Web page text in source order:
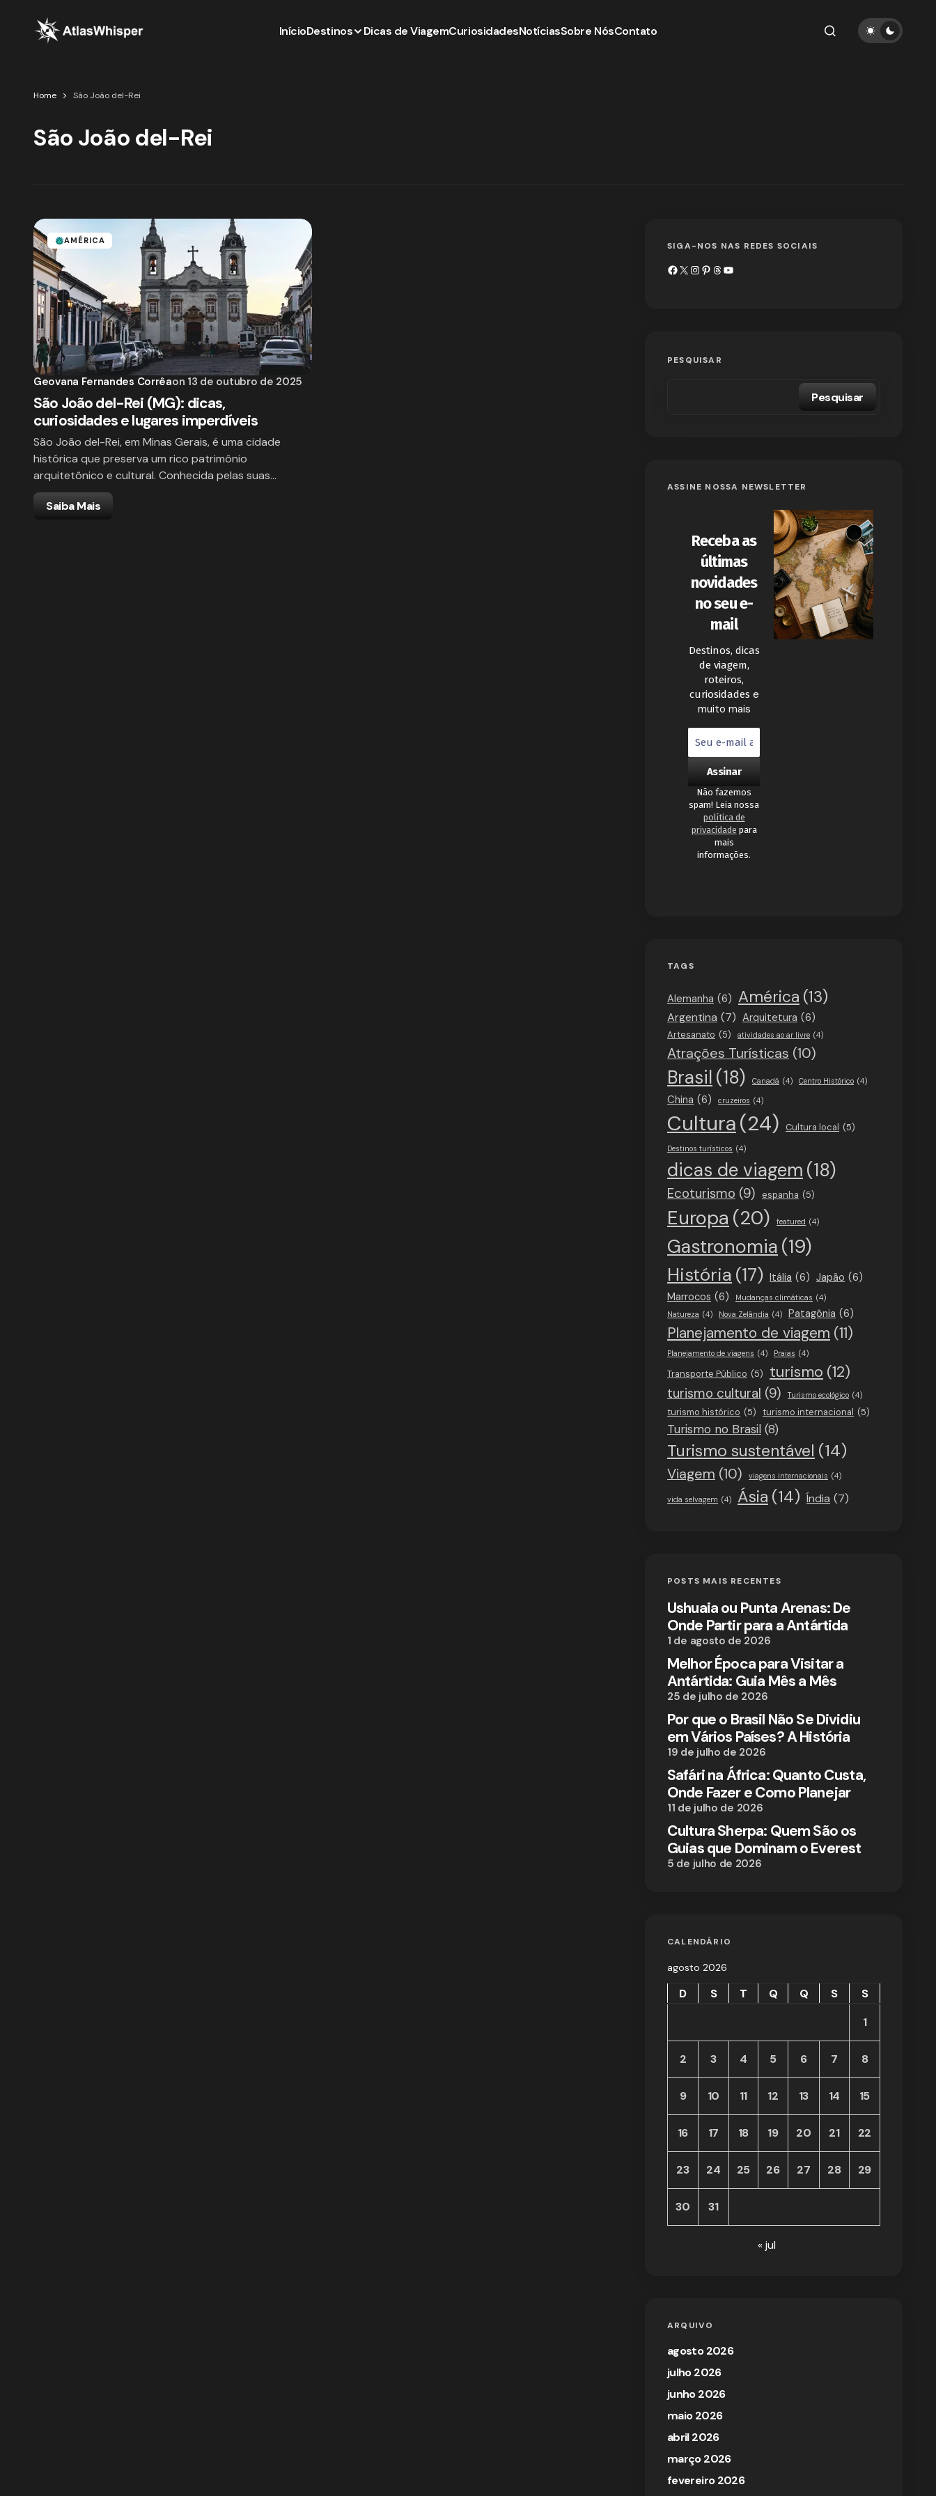
InícioDestinos Dicas de ViagemCuriosidadesNotíciasSobre NósContato
Home São João del-Rei
São João del-Rei
AMÉRICA
Geovana Fernandes Corrêaon 13 de outubro de 2025
São João del-Rei (MG): dicas,
curiosidades e lugares imperdíveis
São João del-Rei, em Minas Gerais, é uma cidade
histórica que preserva um rico patrimônio
arquitetônico e cultural. Conhecida pelas suas…
Saiba Mais
SIGA-NOS NAS REDES SOCIAIS
PESQUISAR
Pesquisar
ASSINE NOSSA NEWSLETTER
Receba as
últimas
novidades
no seu e-
mail
Destinos, dicas
de viagem,
roteiros,
curiosidades e
muito mais
Não fazemos
spam! Leia nossa
política de
privacidade para
mais
informações.
TAGS
Alemanha (6) América (13)
Argentina (7) Arquitetura (6)
Artesanato (5) atividades ao ar livre (4)
Atrações Turísticas (10)
Brasil (18) Canadá (4) Centro Histórico (4)
China (6) cruzeiros (4)
Cultura(24) Cultura local (5)
Destinos turísticos (4)
dicas de viagem (18)
Ecoturismo (9) espanha (5)
Europa (20) featured (4)
Gastronomia (19)
História (17) Itália (6) Japão (6)
Marrocos (6) Mudanças climáticas (4)
Natureza (4) Nova Zelândia (4) Patagônia (6)
Planejamento de viagem (11)
Planejamento de viagens (4) Praias (4)
Transporte Público (5) turismo (12)
turismo cultural (9) Turismo ecológico (4)
turismo histórico (5) turismo internacional (5)
Turismo no Brasil (8)
Turismo sustentável (14)
Viagem (10) viagens internacionais (4)
vida selvagem (4) Ásia (14) Índia (7)
POSTS MAIS RECENTES
Ushuaia ou Punta Arenas: De
Onde Partir para a Antártida
1 de agosto de 2026
Melhor Época para Visitar a
Antártida: Guia Mês a Mês
25 de julho de 2026
Por que o Brasil Não Se Dividiu
em Vários Países? A História
19 de julho de 2026
Safári na África: Quanto Custa,
Onde Fazer e Como Planejar
11 de julho de 2026
Cultura Sherpa: Quem São os
Guias que Dominam o Everest
5 de julho de 2026
CALENDÁRIO
agosto 2026
D S T Q Q S
S
1
2 3 4 5 6 7 8
9 10 11 12 13 14 15
16 17 18 19 20 21 22
23 24 25 26 27 28 29
30 31
« jul
ARQUIVO
agosto 2026
julho 2026
junho 2026
maio 2026
abril 2026
março 2026
fevereiro 2026